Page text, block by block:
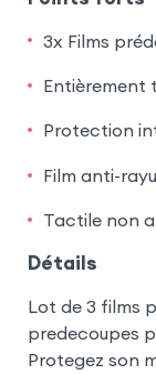
3x Films
Entièrement
Protection
Film anti-
Tactile non
Détails
Lot de 3 films
predecoupes
Protegez son